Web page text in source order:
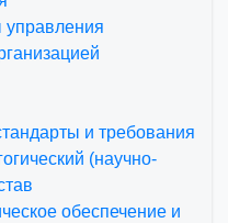
управления
и требования
(научно-
обеспечение и